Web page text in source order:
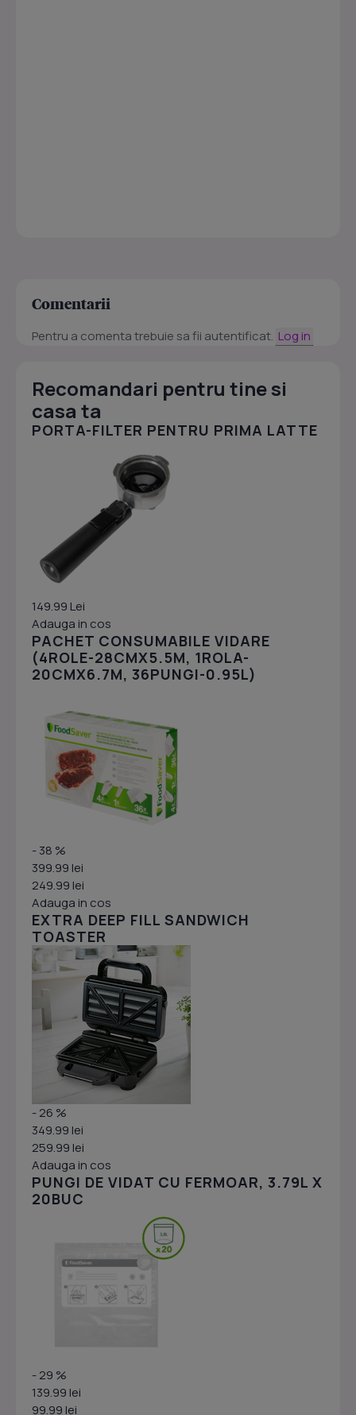
Comentarii
Pentru a comenta trebuie sa fii autentificat. Log in
Recomandari pentru tine si
casa ta
PORTA-FILTER PENTRU PRIMA LATTE
149.99 Lei
Adauga in cos
PACHET CONSUMABILE VIDARE
(4ROLE-28CMX5.5M, 1ROLA-
20CMX6.7M, 36PUNGI-0.95L)
- 38 %
399.99 lei
249.99 lei
Adauga in cos
EXTRA DEEP FILL SANDWICH
TOASTER
- 26 %
349.99 lei
259.99 lei
Adauga in cos
PUNGI DE VIDAT CU FERMOAR, 3.79L X
20BUC
- 29 %
139.99 lei
99.99 lei